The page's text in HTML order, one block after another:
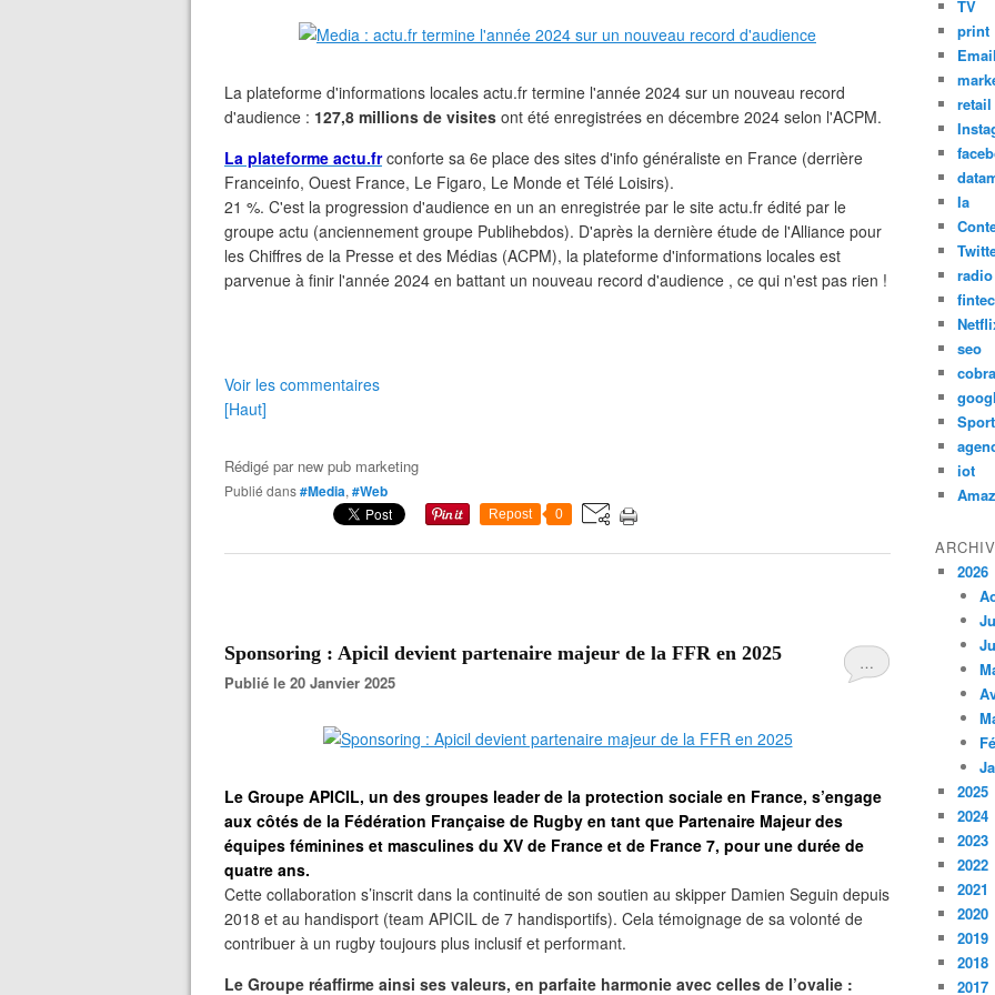
La plateforme d'informations locales actu.fr termine l'année 2024 sur un nouveau record
d'audience : 127,8 millions de visites ont été enregistrées en décembre 2024 selon l'ACPM.
La plateforme actu.frconforte sa 6e place des sites d'info généraliste en France (derrière
Franceinfo, Ouest France, Le Figaro, Le Monde et Télé Loisirs).
21 %. C'est la progression d'audience en un an enregistrée par le site actu.fr édité par le
groupe actu (anciennement groupe Publihebdos). D'après la dernière étude de l'Alliance pour
les Chiffres de la Presse et des Médias (ACPM), la plateforme d'informations locales est
parvenue à finir l'année 2024 en battant un nouveau record d'audience , ce qui n'est pas rien !
Voir les commentaires
[Haut]
Rédigé par new pub marketing
Publié dans#Media, #Web
Repost 0
…
Sponsoring : Apicil devient partenaire majeur de la FFR en 2025
Publié le 20 Janvier 2025
Le Groupe APICIL, un des groupes leader de la protection sociale en France, s’engage
aux côtés de la Fédération Française de Rugby en tant que Partenaire Majeur des
équipes féminines et masculines du XV de France et de France 7, pour une durée de
quatre ans.
Cette collaboration s’inscrit dans la continuité de son soutien au skipper Damien Seguin depuis
2018 et au handisport (team APICIL de 7 handisportifs). Cela témoignage de sa volonté de
contribuer à un rugby toujours plus inclusif et performant.
Le Groupe réaffirme ainsi ses valeurs, en parfaite harmonie avec celles de l’ovalie :
TV
print
retail
Ia
radio
seo
iot
2026
2025
2024
2023
2022
2021
2020
2019
2018
2017